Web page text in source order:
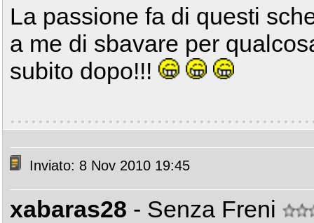
La passione fa di questi
a me di sbavare per
subito dopo!!!
Inviato: 8 Nov 2010 19:45
xabaras28 - Senza Freni